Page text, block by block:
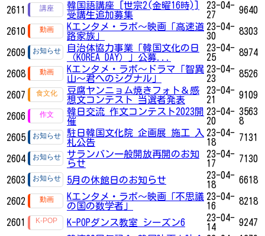
2611
韓国語講座 [世宗2(金曜16時)]
受講生追加募集
23-04-
27
9640
2610
Kエンタメ・ラボ～映画「高速道
路家族」
23-04-
30
8303
2609
自治体協力事業「韓国文化の日
（KOREA DAY）」公募...
23-04-
25
8974
2608
Kエンタメ・ラボ～ドラマ「智異
山～君へのシグナル」
23-04-
23
8526
2607
豆腐ヤンニョム焼きフォト＆感
想文コンテスト 当選者発表
23-04-
21
9109
2606
韓日交流 作文コンテスト2023開
催
23-04-
20
3563
8
2605
駐日韓国文化院 企画展 施工 入
札公告
23-04-
18
7131
2604
サランバン一般開放再開のお知
らせ
23-04-
17
7130
2603 5月の休館日のお知らせ
23-04-
18
6618
2602
Kエンタメ・ラボ～映画「不思議
の国の数学者」
23-04-
16
8218
2601 K-POPダンス教室 シーズン6
23-04-
14
9247